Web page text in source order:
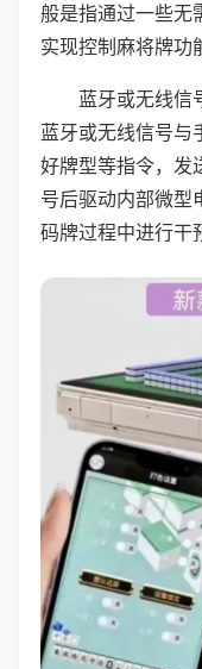
般是指通过一些无
实现控制麻将牌功
蓝牙或无线信
蓝牙或无线信号与
好牌型等指令，发
号后驱动内部微型
码牌过程中进行干